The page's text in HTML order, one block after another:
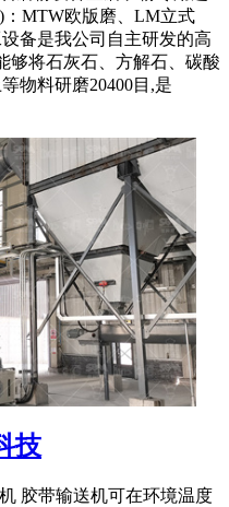
：MTW欧版磨、LM立式
备是我公司自主研发的高
够将石灰石、方解石、碳酸
物料研磨20400目,是
技
胶带输送机可在环境温度